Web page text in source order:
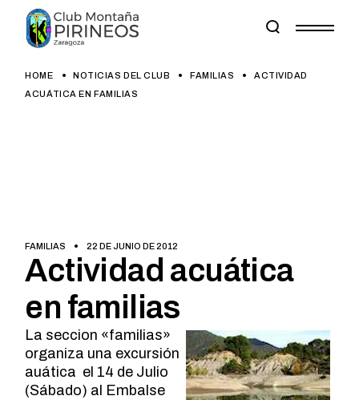
content
HOME NOTICIAS DEL CLUB FAMILIAS
ACTIVIDAD
ACUÁTICA EN FAMILIAS
FAMILIAS 22 DE JUNIO DE 2012
Actividad acuática
en familias
La seccion «familias»
organiza una excursión
auática el 14 de Julio
(Sábado) al Embalse